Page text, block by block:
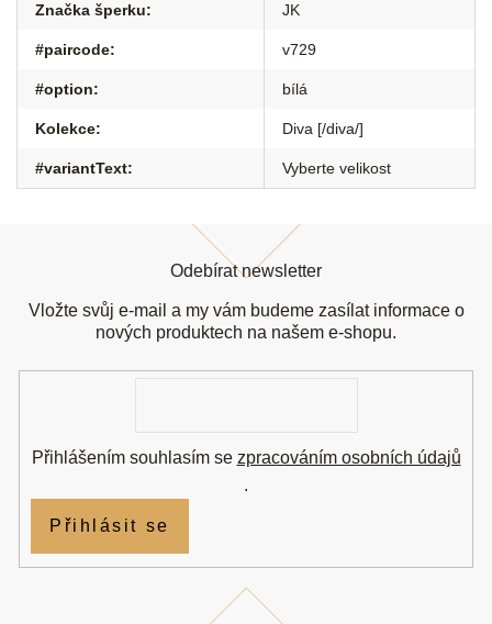
Značka šperku: JK
#paircode: v729
#option: bílá
Kolekce: Diva [/diva/]
#variantText: Vyberte velikost
Odebírat newsletter
Vložte svůj e-mail a my vám budeme zasílat informace o
nových produktech na našem e-shopu.
Přihlášením souhlasím se zpracováním osobních údajů
.
Přihlásit se